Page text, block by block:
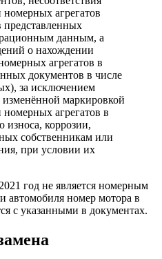
номерных агрегатов
представленных
данным, а
о нахождении
агрегатов в
документов в числе
за исключением
изменённой маркировкой
агрегатов в
износа, коррозии,
собственникам или
при условии их
год не является номерным
автомобиля номер мотора в
с указанными в документах.